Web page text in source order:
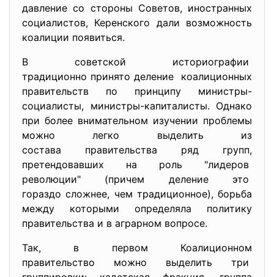
давление со стороны Советов, иностранных
социалистов, Керенского дали возможность
коалиции появиться.
В советской историографии
традиционно принято деление коалиционных
правительств по принципу министры-
социалисты, министры-капиталисты. Однако
при более внимательном изучении проблемы
можно легко выделить из
состава правительства ряд групп,
претендовавших на роль "лидеров
революции" (причем деление это
гораздо сложнее, чем традиционное), борьба
между которыми определяла политику
правительства и в аграрном вопросе.
Так, в первом Коалиционном
правительство можно выделить три